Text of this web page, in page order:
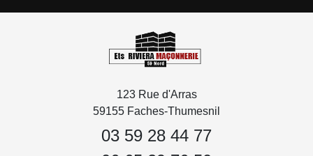
123 Rue d'Arras
59155 Faches-Thumesnil
03 59 28 44 77